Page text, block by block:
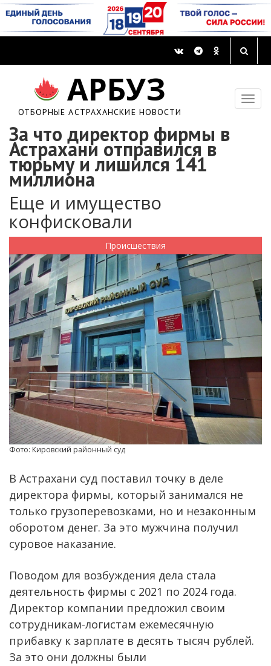
АРБУЗ
ОТБОРНЫЕ АСТРАХАНСКИЕ НОВОСТИ
За что директор фирмы в
Астрахани отправился в
тюрьму и лишился 141
миллиона
Еще и имущество
конфисковали
Происшествия
Фото: Кировский районный суд
В Астрахани суд поставил точку в деле
директора фирмы, который занимался не
только грузоперевозками, но и незаконным
оборотом денег. За это мужчина получил
суровое наказание.
Поводом для возбуждения дела стала
деятельность фирмы с 2021 по 2024 года.
Директор компании предложил своим
сотрудникам-логистам ежемесячную
прибавку к зарплате в десять тысяч рублей.
За это они должны были